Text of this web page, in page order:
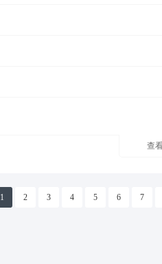
查
1 2 3 4 5 6 7